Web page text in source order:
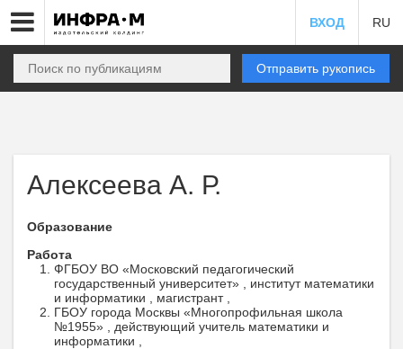
ВХОД RU
Отправить рукопись
Алексеева А. Р.
Образование
Работа
ФГБОУ ВО «Московский педагогический
государственный университет» , институт математики
и информатики , магистрант ,
ГБОУ города Москвы «Многопрофильная школа
№1955» , действующий учитель математики и
информатики ,